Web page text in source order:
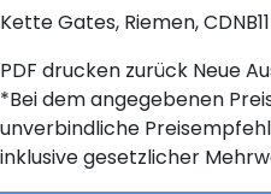
KetteGates, Riemen,
PDF drucken zurück Neue
*Bei dem angegebenen
unverbindliche
inklusive gesetzlicher